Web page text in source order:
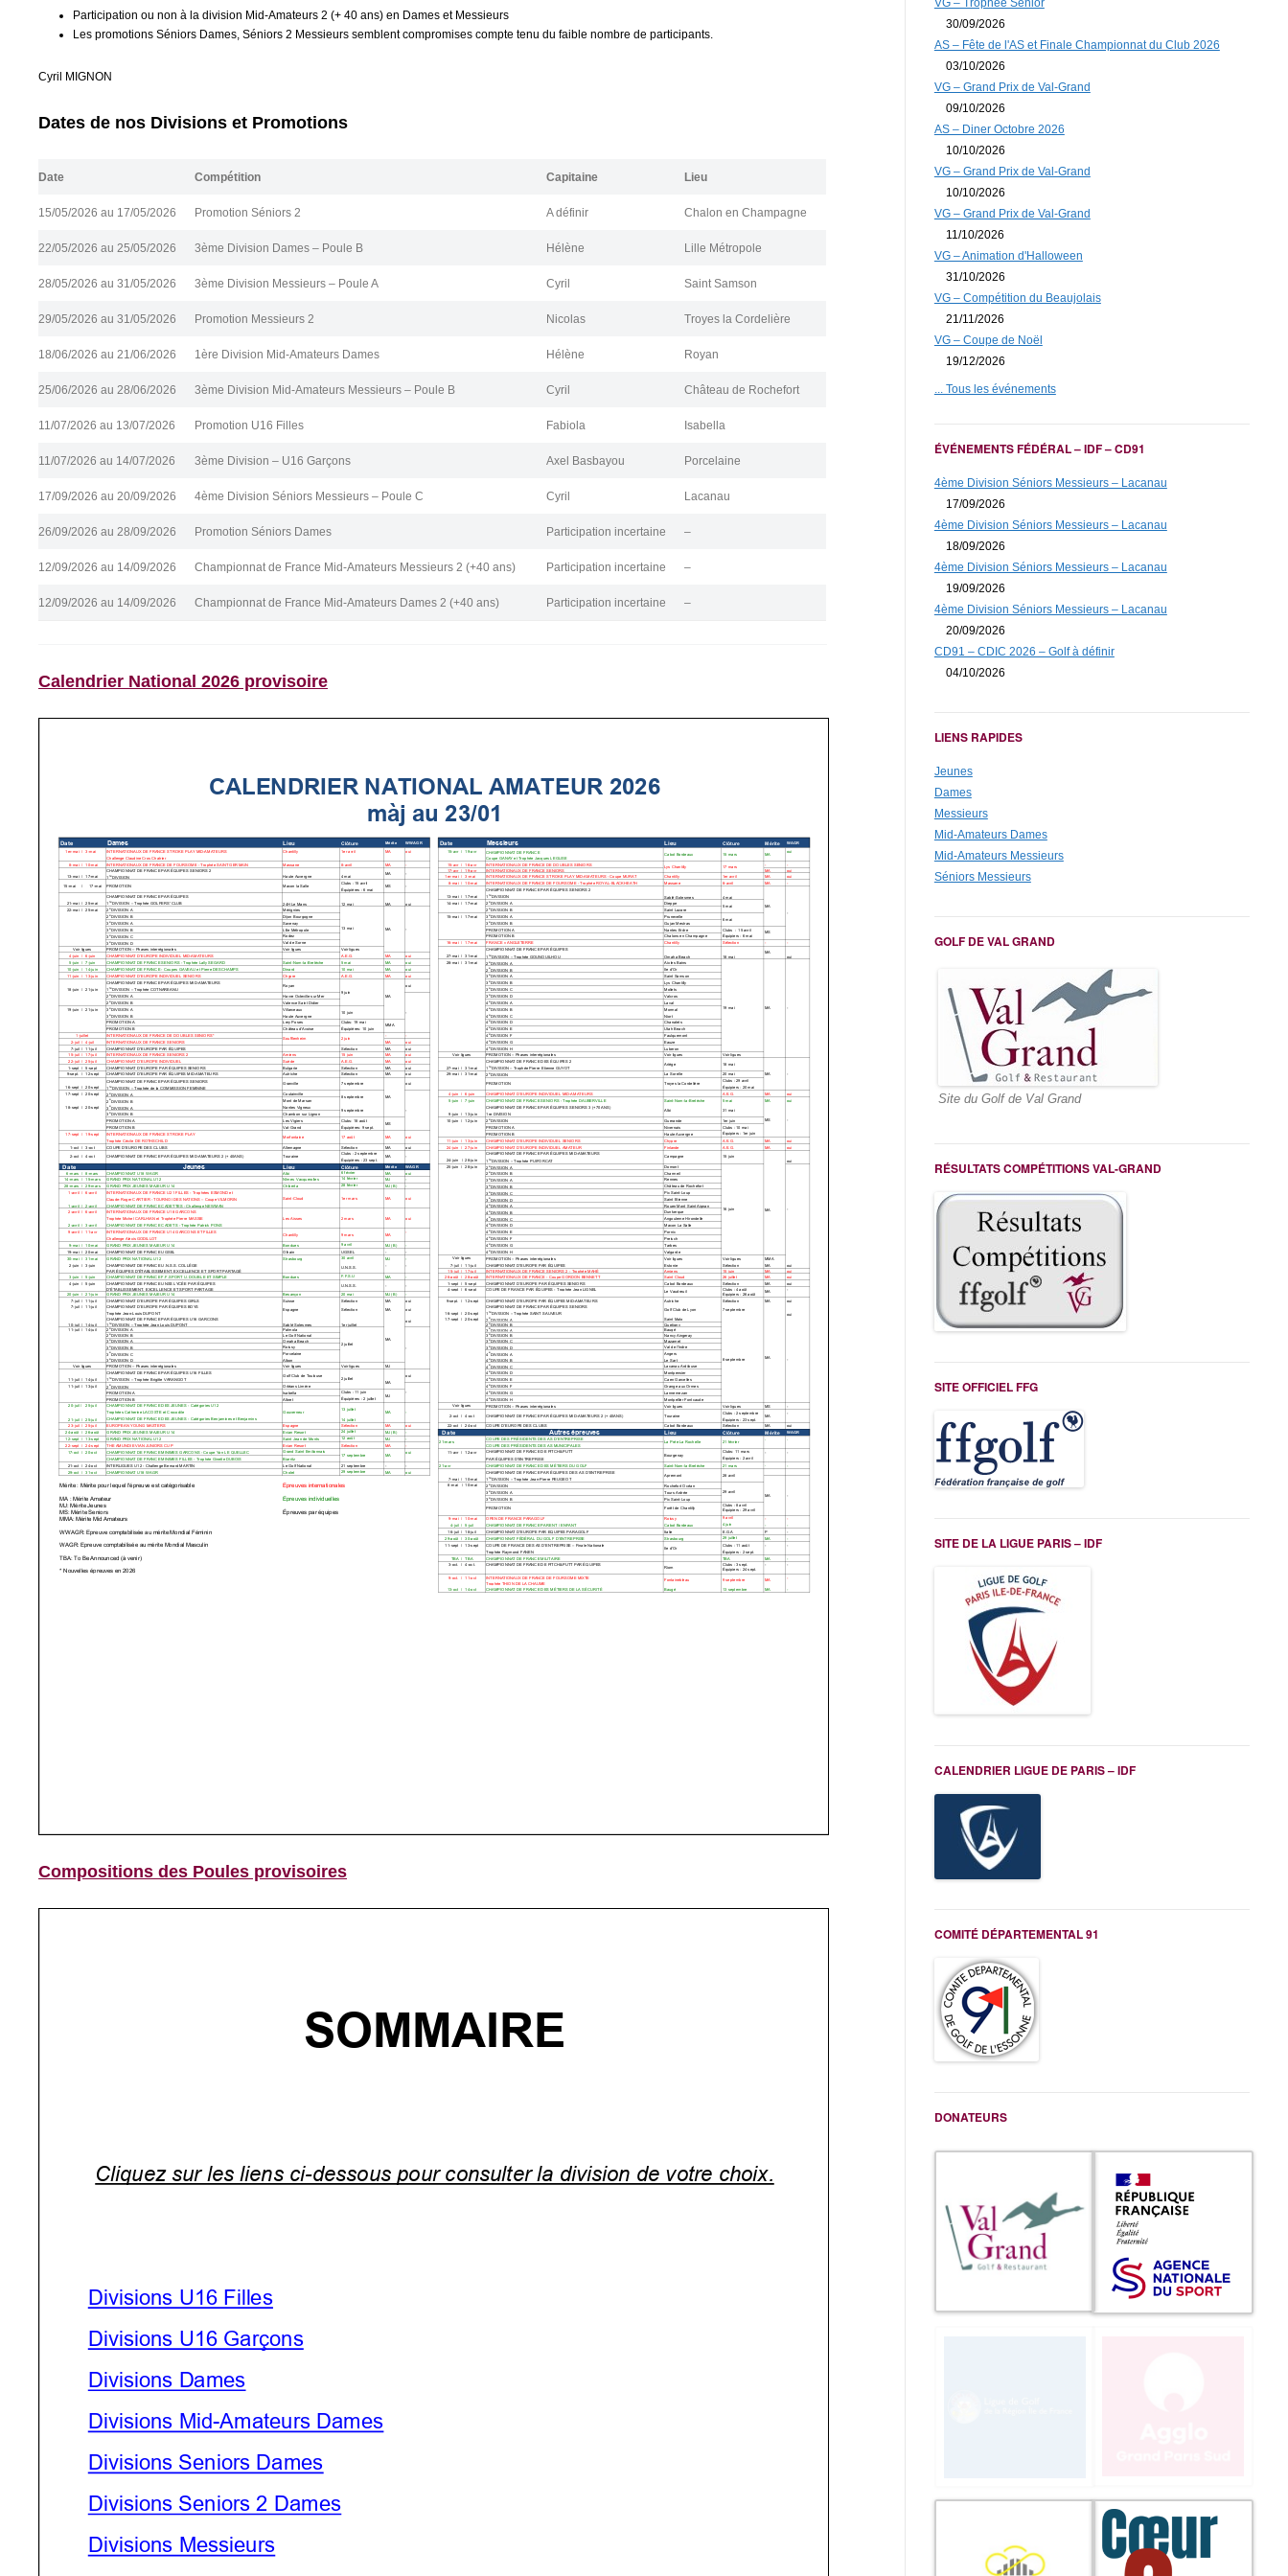
Participation ou non à la division Mid-Amateurs 2 (+ 40 ans) en Dames et Messieurs
Les promotions Séniors Dames, Séniors 2 Messieurs semblent compromises compte tenu du faible nombre de participants.
Cyril MIGNON
Dates de nos Divisions et Promotions
Date Compétition Capitaine Lieu
15/05/2026 au 17/05/2026 Promotion Séniors 2 A définir Chalon en Champagne
22/05/2026 au 25/05/2026 3ème Division Dames – Poule B Hélène Lille Métropole
28/05/2026 au 31/05/2026 3ème Division Messieurs – Poule A Cyril Saint Samson
29/05/2026 au 31/05/2026 Promotion Messieurs 2 Nicolas Troyes la Cordelière
18/06/2026 au 21/06/2026 1ère Division Mid-Amateurs Dames Hélène Royan
25/06/2026 au 28/06/2026 3ème Division Mid-Amateurs Messieurs – Poule B Cyril Château de Rochefort
11/07/2026 au 13/07/2026 Promotion U16 Filles Fabiola Isabella
11/07/2026 au 14/07/2026 3ème Division – U16 Garçons Axel Basbayou Porcelaine
17/09/2026 au 20/09/2026 4ème Division Séniors Messieurs – Poule C Cyril Lacanau
26/09/2026 au 28/09/2026 Promotion Séniors Dames Participation incertaine –
12/09/2026 au 14/09/2026 Championnat de France Mid-Amateurs Messieurs 2 (+40 ans) Participation incertaine –
12/09/2026 au 14/09/2026 Championnat de France Mid-Amateurs Dames 2 (+40 ans) Participation incertaine –
Calendrier National 2026 provisoire
Compositions des Poules provisoires
VG – Trophée Senior
30/09/2026
AS – Fête de l'AS et Finale Championnat du Club 2026
03/10/2026
VG – Grand Prix de Val-Grand
09/10/2026
AS – Diner Octobre 2026
10/10/2026
VG – Grand Prix de Val-Grand
10/10/2026
VG – Grand Prix de Val-Grand
11/10/2026
VG – Animation d'Halloween
31/10/2026
VG – Compétition du Beaujolais
21/11/2026
VG – Coupe de Noël
19/12/2026
... Tous les événements
ÉVÉNEMENTS FÉDÉRAL – IDF – CD91
4ème Division Séniors Messieurs – Lacanau
17/09/2026
4ème Division Séniors Messieurs – Lacanau
18/09/2026
4ème Division Séniors Messieurs – Lacanau
19/09/2026
4ème Division Séniors Messieurs – Lacanau
20/09/2026
CD91 – CDIC 2026 – Golf à définir
04/10/2026
LIENS RAPIDES
Jeunes
Dames
Messieurs
Mid-Amateurs Dames
Mid-Amateurs Messieurs
Séniors Messieurs
GOLF DE VAL GRAND
Site du Golf de Val Grand
RÉSULTATS COMPÉTITIONS VAL-GRAND
SITE OFFICIEL FFG
SITE DE LA LIGUE PARIS – IDF
CALENDRIER LIGUE DE PARIS – IDF
COMITÉ DÉPARTEMENTAL 91
DONATEURS